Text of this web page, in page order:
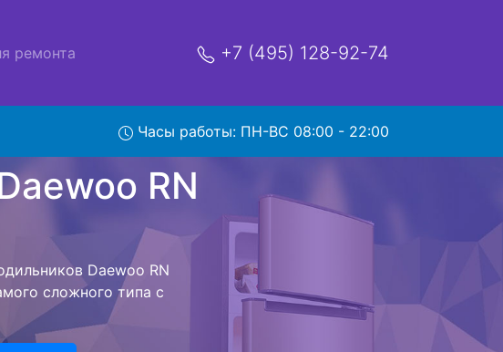
ремонта +7 (495) 128-92-74
Часы работы: ПН-ВС 08:00 - 22:00
свое время и деньги на
Daewoo RN
Daewoo RN 331NPW
не предстоит ожидать
техника сдается,
фиксируется.
, выезд